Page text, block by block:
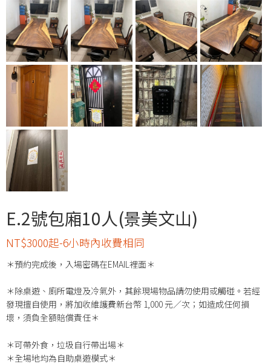
E.2號包廂10人(景美文山)
NT$3000起-6小時內收費相同
＊預約完成後，入場密碼在EMAIL裡面＊
＊除桌遊、廁所電燈及冷氣外，其餘現場物品請勿使用或觸碰。若經
發現擅自使用，將加收維護費新台幣 1,000 元／次；如造成任何損
壞，須負全額賠償責任＊
＊可帶外食，垃圾自行帶出場＊
＊全場地均為自助桌遊模式＊